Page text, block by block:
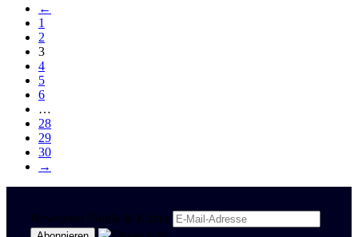
←
1
2
3
4
5
6
…
28
29
30
→
Newsletter Politik & Kultur